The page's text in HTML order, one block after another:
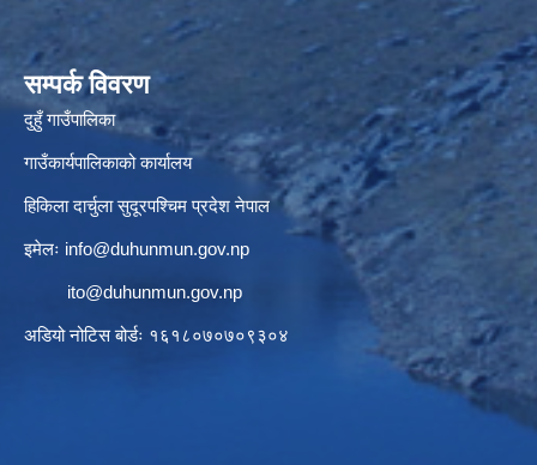
सम्पर्क विवरण
दुहुँ गाउँपालिका
गाउँकार्यपालिकाको कार्यालय
हिकिला दार्चुला सुदूरपश्चिम प्रदेश नेपाल
इमेलः info@duhunmun.gov.np
ito@duhunmun.gov.np
अडियो नोटिस बोर्डः १६१८०७०७०९३०४